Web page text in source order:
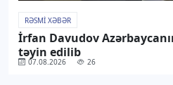
RƏSMI XƏBƏR
İrfan Davudov
təyin edilib
07.08.2026 26